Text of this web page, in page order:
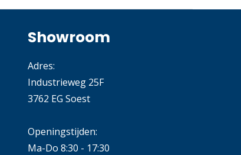
Showroom
Adres:
Industrieweg 25F
3762 EG Soest
Openingstijden:
Ma-Do 8:30 - 17:30